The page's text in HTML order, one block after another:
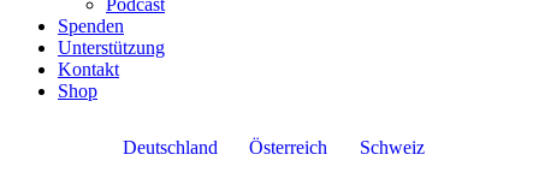
Podcast
Spenden
Unterstützung
Kontakt
Shop
Deutschland Österreich Schweiz